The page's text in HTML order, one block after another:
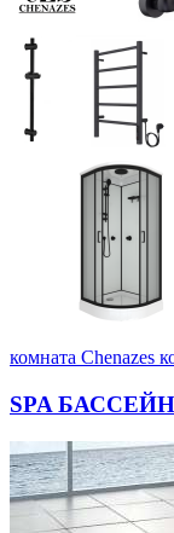
комната Chenazes
SPA